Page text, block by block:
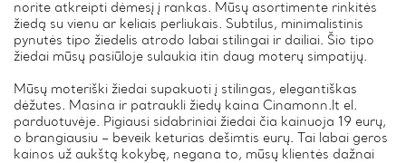
norite atkreipti dėmesį į rankas. Mūsų asortimente rinkitės
žiedą su vienu ar keliais perliukais. Subtilus, minimalistinis
pynutės tipo žiedelis atrodo labai stilingai ir dailiai. Šio tipo
žiedai mūsų pasiūloje sulaukia itin daug moterų simpatijų.
Mūsų moteriški žiedai supakuoti į stilingas, elegantiškas
dėžutes. Masina ir patraukli žiedų kaina Cinamonn.lt el.
parduotuvėje. Pigiausi sidabriniai žiedai čia kainuoja 19 eurų,
o brangiausiu – beveik keturias dešimtis eurų. Tai labai geros
kainos už aukštą kokybę, negana to, mūsų klientės dažnai